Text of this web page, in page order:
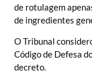
de rotulagem
de ingredientes
O Tribunal
Código de Defesa
decreto.